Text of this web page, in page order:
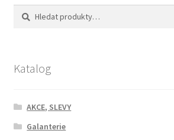
Hledat:
Hledat
Katalog
AKCE, SLEVY
Galanterie